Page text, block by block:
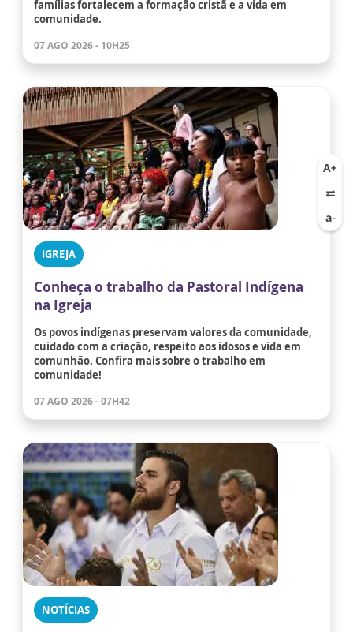
famílias fortalecem a formação cristã e a vida em
comunidade.
07 AGO 2026 - 10H25
IGREJA
Conheça o trabalho da Pastoral Indígena
na Igreja
Os povos indígenas preservam valores da comunidade,
cuidado com a criação, respeito aos idosos e vida em
comunhão. Confira mais sobre o trabalho em
comunidade!
07 AGO 2026 - 07H42
NOTÍCIAS